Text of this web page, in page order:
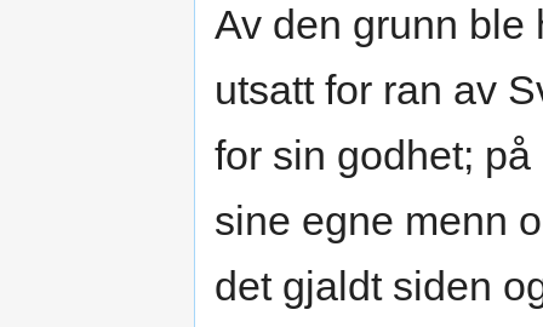
Av den grunn ble
utsatt for ran av
for sin godhet;
sine egne menn
det gjaldt siden